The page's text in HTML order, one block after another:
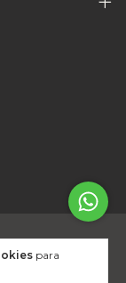
para
reservados.